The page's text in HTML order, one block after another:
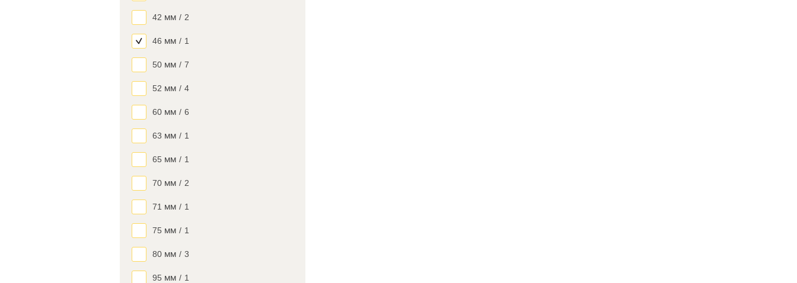
42 мм / 2
46 мм / 1
50 мм / 7
52 мм / 4
60 мм / 6
63 мм / 1
65 мм / 1
70 мм / 2
71 мм / 1
75 мм / 1
80 мм / 3
95 мм / 1